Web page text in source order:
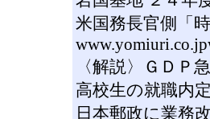
米国務長官側「
〈解説〉ＧＤＰ
高校生の就職内
日本郵政に業務